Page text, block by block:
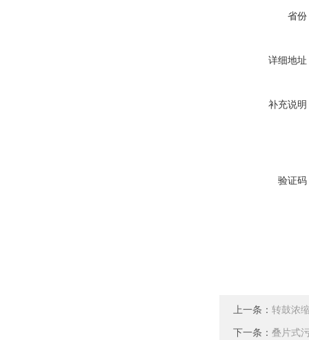
省份
详细地址
补充说明
验证码
上一条： 转鼓浓
下一条： 叠片式